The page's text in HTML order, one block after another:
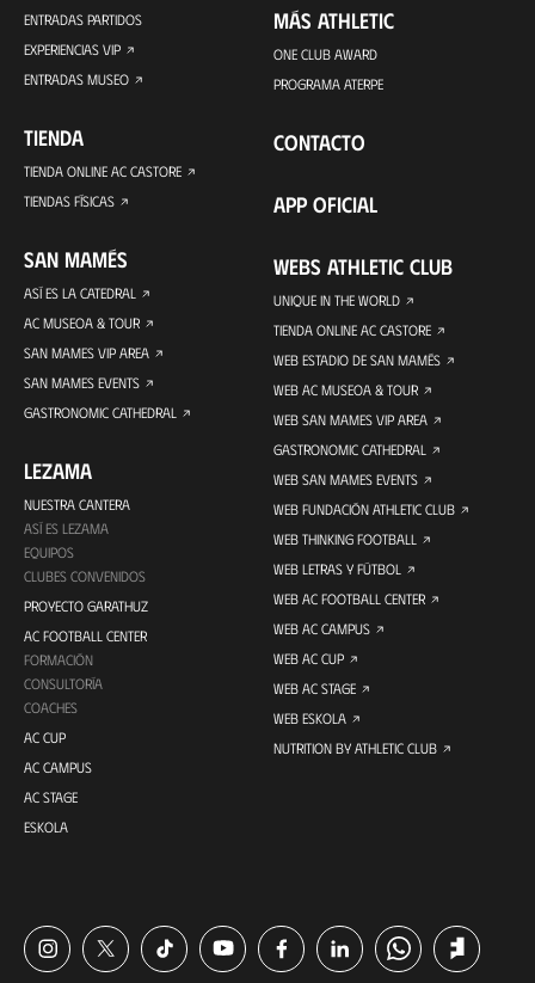
ENTRADAS PARTIDOS
EXPERIENCIAS VIP
ENTRADAS MUSEO
TIENDA
TIENDA ONLINE AC CASTORE
TIENDAS FÍSICAS
SAN MAMÉS
ASÍ ES LA CATEDRAL
AC MUSEOA & TOUR
SAN MAMES VIP AREA
SAN MAMES EVENTS
GASTRONOMIC CATHEDRAL
LEZAMA
NUESTRA CANTERA
ASÍ ES LEZAMA
EQUIPOS
CLUBES CONVENIDOS
PROYECTO GARATHUZ
AC FOOTBALL CENTER
FORMACIÓN
CONSULTORÍA
COACHES
AC CUP
AC CAMPUS
AC STAGE
ESKOLA
MÁS ATHLETIC
ONE CLUB AWARD
PROGRAMA ATERPE
CONTACTO
APP OFICIAL
WEBS ATHLETIC CLUB
UNIQUE IN THE WORLD
TIENDA ONLINE AC CASTORE
WEB ESTADIO DE SAN MAMÉS
WEB AC MUSEOA & TOUR
WEB SAN MAMES VIP AREA
GASTRONOMIC CATHEDRAL
WEB SAN MAMES EVENTS
WEB FUNDACIÓN ATHLETIC CLUB
WEB THINKING FOOTBALL
WEB LETRAS Y FÚTBOL
WEB AC FOOTBALL CENTER
WEB AC CAMPUS
WEB AC CUP
WEB AC STAGE
WEB ESKOLA
NUTRITION BY ATHLETIC CLUB